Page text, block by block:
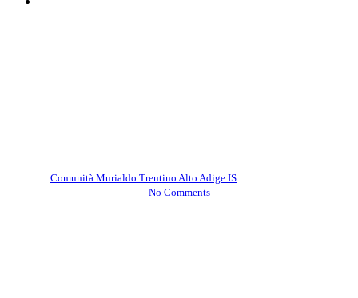
Comunità Murialdo Trentino Alto Adige IS
No Comments